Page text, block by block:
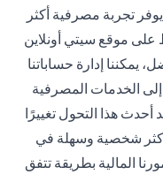
يوفر تجربة مصرفية أكثر
موقع سيتي أونلاين
يمكننا إدارة حساباتنا
إلى الخدمات المصرفية
هذا التحول تغييرًا
شخصية وسهلة في
المالية بطريقة تتفق